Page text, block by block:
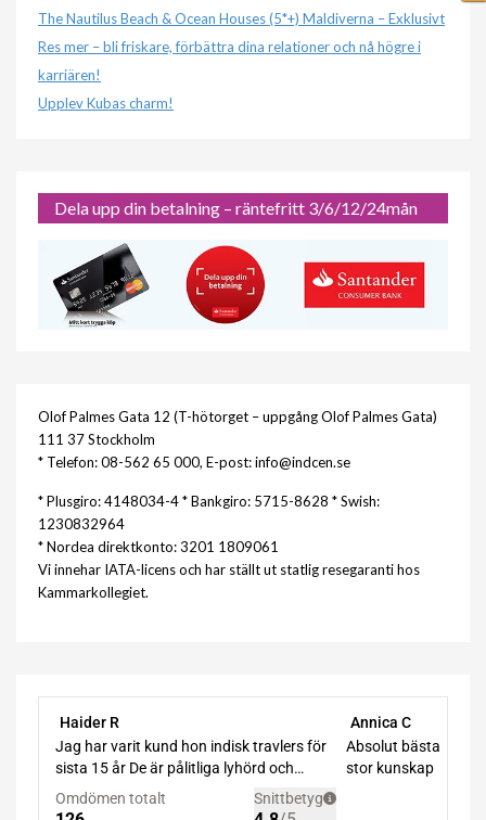
The Nautilus Beach & Ocean Houses (5*+) Maldiverna – Exklusivt
Res mer – bli friskare, förbättra dina relationer och nå högre i
karriären!
Upplev Kubas charm!
Dela upp din betalning – räntefritt 3/6/12/24mån
Olof Palmes Gata 12 (T-hötorget – uppgång Olof Palmes Gata)
111 37 Stockholm
* Telefon: 08-562 65 000, E-post: info@indcen.se
* Plusgiro: 4148034-4 * Bankgiro: 5715-8628 * Swish:
1230832964
* Nordea direktkonto: 3201 1809061
Vi innehar IATA-licens och har ställt ut statlig resegaranti hos
Kammarkollegiet.